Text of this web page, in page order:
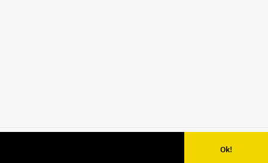
Ok!